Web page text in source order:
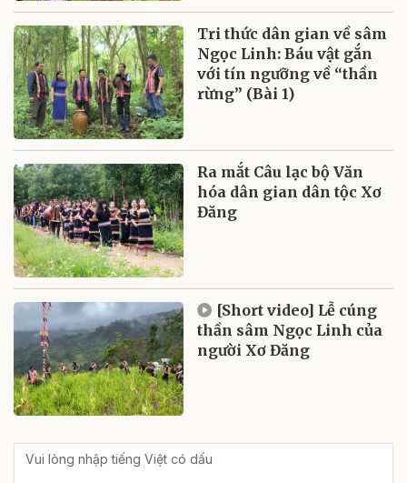
Tri thức dân gian về sâm
Ngọc Linh: Báu vật gắn
với tín ngưỡng về “thần
rừng” (Bài 1)
Ra mắt Câu lạc bộ Văn
hóa dân gian dân tộc Xơ
Đăng
[Short video] Lễ cúng
thần sâm Ngọc Linh của
người Xơ Đăng